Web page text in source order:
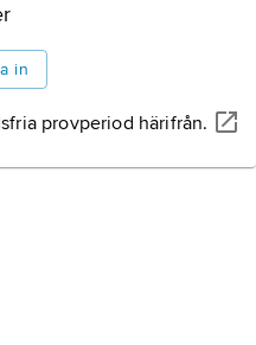
in
provperiod härifrån.